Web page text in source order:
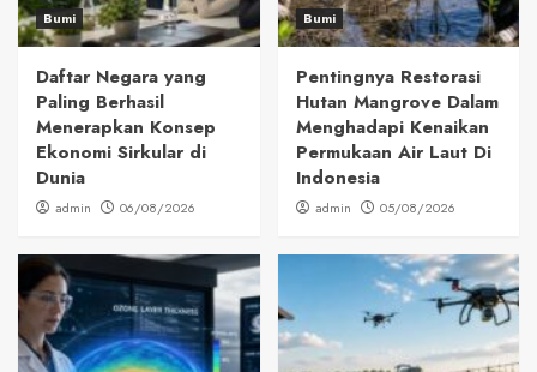
Bumi
Daftar Negara yang
Paling Berhasil
Menerapkan Konsep
Ekonomi Sirkular di
Dunia
admin 06/08/2026
Bumi
Pentingnya Restorasi
Hutan Mangrove Dalam
Menghadapi Kenaikan
Permukaan Air Laut Di
Indonesia
admin 05/08/2026